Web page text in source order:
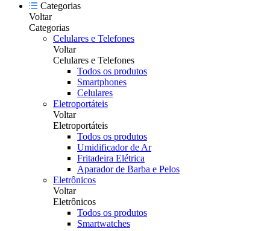
Categorias
Voltar
Categorias
Celulares e Telefones
Voltar
Celulares e Telefones
Todos os produtos
Smartphones
Celulares
Eletroportáteis
Voltar
Eletroportáteis
Todos os produtos
Umidificador de Ar
Fritadeira Elétrica
Aparador de Barba e Pelos
Eletrônicos
Voltar
Eletrônicos
Todos os produtos
Smartwatches